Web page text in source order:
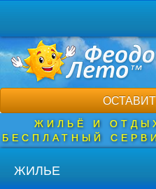
основному
содержанию
ЖИЛЬЁ И
БЕСПЛАТНЫЙ
ЖИЛЬЕ